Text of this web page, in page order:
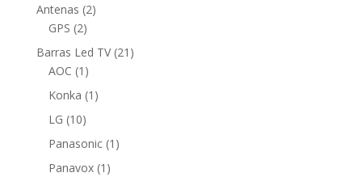
Antenas 22
GPS 22
productos
Barras Led TV 21 21
AOC 1 1
producto
Konka 1 1
LG 1010
productos
Panasonic 1 1
Panavox 1 1